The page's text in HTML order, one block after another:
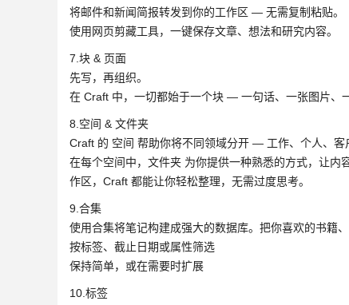
将邮件和新闻简报转发到你的工作区 — 无需复制粘贴。
使用网页剪藏工具，一键保存文章、想法和研究内容。
7.块 & 页面
先写，再组织。
在 Craft 中，一切都始于一个块 — 一句话、一张图片、
8.空间 & 文件夹
Craft 的 空间 帮助你将不同领域分开 — 工作、个人、客
在每个空间中，文件夹 为你提供一种熟悉的方式，让内
作区，Craft 都能让你轻松整理，无需过度思考。
9.合集
使用合集将笔记构建成强大的数据库。把你喜欢的书籍
按标签、截止日期或属性筛选
保持简单，或在需要时扩展
10.标签